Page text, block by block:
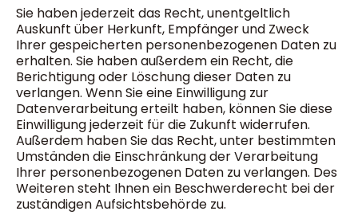
Sie haben jederzeit das Recht, unentgeltlich
Auskunft über Herkunft, Empfänger und Zweck
Ihrer gespeicherten personenbezogenen Daten zu
erhalten. Sie haben außerdem ein Recht, die
Berichtigung oder Löschung dieser Daten zu
verlangen. Wenn Sie eine Einwilligung zur
Datenverarbeitung erteilt haben, können Sie diese
Einwilligung jederzeit für die Zukunft widerrufen.
Außerdem haben Sie das Recht, unter bestimmten
Umständen die Einschränkung der Verarbeitung
Ihrer personenbezogenen Daten zu verlangen. Des
Weiteren steht Ihnen ein Beschwerderecht bei der
zuständigen Aufsichtsbehörde zu.